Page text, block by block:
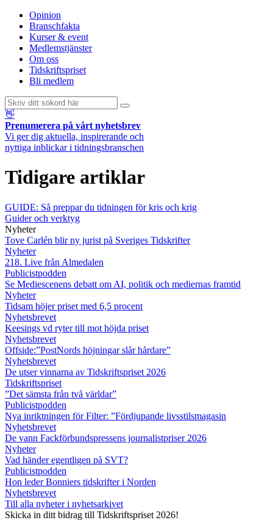
Opinion
Branschfakta
Kurser & event
Medlemstjänster
Om oss
Tidskriftspriset
Bli medlem
👋
Prenumerera på vårt nyhetsbrev
Vi ger dig aktuella, inspirerande och
nyttiga inblickar i tidningsbranschen
Tidigare artiklar
GUIDE: Så preppar du tidningen för kris och krig
Guider och verktyg
Nyheter
Tove Carlén blir ny jurist på Sveriges Tidskrifter
Nyheter
218. Live från Almedalen
Publicistpodden
Se Mediescenens debatt om AI, politik och mediernas framtid
Nyheter
Tidsam höjer priset med 6,5 procent
Nyhetsbrevet
Keesings vd ryter till mot höjda priset
Nyhetsbrevet
Offside:”PostNords höjningar slår hårdare”
Nyhetsbrevet
De utser vinnarna av Tidskriftspriset 2026
Tidskriftspriset
”Det sämsta från två världar”
Publicistpodden
Nya inriktningen för Filter: ”Fördjupande livsstilsmagasin
Nyhetsbrevet
De vann Fackförbundspressens journalistpriser 2026
Nyheter
Vad händer egentligen på SVT?
Publicistpodden
Hon leder Bonniers tidskrifter i Norden
Nyhetsbrevet
Till alla nyheter i nyhetsarkivet
Skicka in ditt bidrag till Tidskriftspriset 2026!